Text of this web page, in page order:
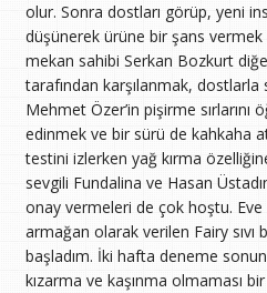
olur. Sonra dostları görüp, yeni
düşünerek ürüne bir şans
mekan sahibi Serkan Bozkurt
tarafından karşılanmak,
Mehmet Özer’in pişirme
edinmek ve bir sürü de kahkaha
testini izlerken yağ kırma
sevgili Fundalina ve Hasan
onay vermeleri de çok hoştu.
armağan olarak verilen Fairy sıvı
başladım. İki hafta deneme
kızarma ve kaşınma olmaması